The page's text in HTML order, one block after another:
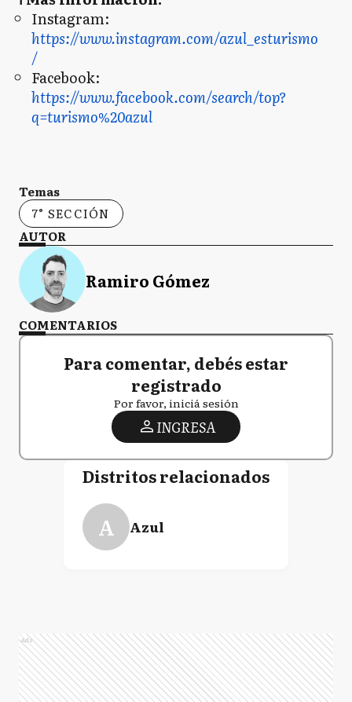
Instagram:
https://www.instagram.com/azul_esturismo
/
Facebook:
https://www.facebook.com/search/top?
q=turismo%20azul
Temas
7° SECCIÓN
AUTOR
Ramiro Gómez
COMENTARIOS
Para comentar, debés estar
registrado
Por favor, iniciá sesión
INGRESA
Distritos relacionados
A Azul
Ads